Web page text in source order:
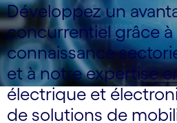
Développez un
concurrentiel grâce
connaissance
et à notre expertise
électrique et
de solutions de